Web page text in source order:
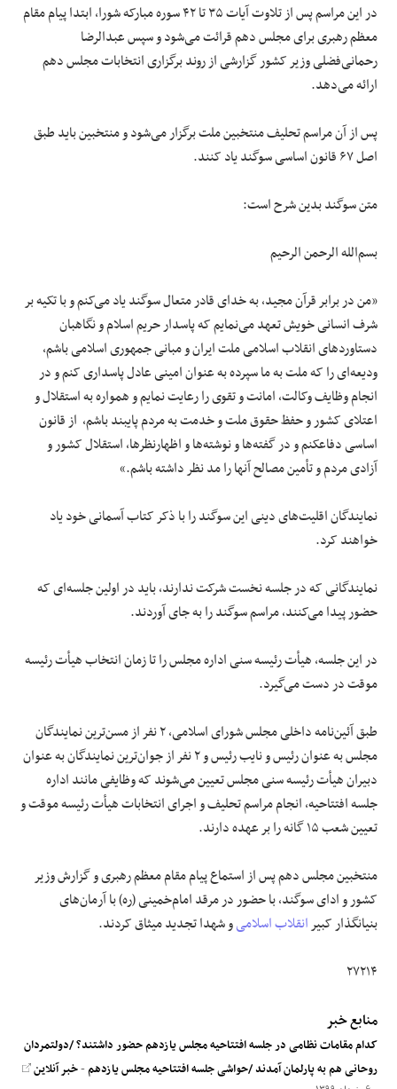
در این مراسم پس از تلاوت آیات ۳۵ تا ۴۲ سوره مبارکه شورا، ابتدا پیام مقام
معظم رهبری برای مجلس دهم قرائت می‌شود و سپس عبدالرضا
رحمانی‌فضلی وزیر کشور گزارشی از روند برگزاری انتخابات مجلس دهم
ارائه می‌دهد.
پس از آن مراسم تحلیف منتخبین ملت برگزار می‌شود و منتخبین باید طبق
اصل ۶۷ قانون اساسی سوگند یاد کنند.
متن سوگند بدین شرح است:
بسم‌الله الرحمن الرحیم
«من‏ در برابر قرآن‏ مجید، به‏ خدای‏ قادر متعال‏ سوگند یاد می‏‌کنم‏ و با تکیه‏ بر
شرف‏ انسانی‏ خویش‏ تعهد می‏‌نمایم‏ که‏ پاسدار حریم‏ اسلام‏ و نگاهبان
دستاوردهای‏ انقلاب‏ اسلامی‏ ملت‏ ایران‏ و مبانی جمهوری‏ اسلامی‏ باشم‏،
ودیعه‌ای‏ را که‏ ملت‏ به‏ ما سپرده‏ به عنوان‏ امینی‏ عادل‏ پاسداری‏ کنم‏ و در
انجام وظایف‏ وکالت‏، امانت‏ و تقوی‏ را رعایت‏ نمایم‏ و همواره‏ به‏ استقلال‏ و
اعتلای کشور و حفظ حقوق‏ ملت‏ و خدمت‏ به‏ مردم‏ پایبند باشم‏، از قانون‏
اساسی‏ دفاع‏کنم‏ و در گفته‏‌ها و نوشته‏‌ها و اظهارنظرها، استقلال‏ کشور و
آزادی مردم‏ و تأمین‏ مصالح‏ آنها را مد نظر داشته‏ باشم‏.»
نمایندگان‏ اقلیت‌های‏ دینی‏ این‏ سوگند را با ذکر کتاب‏ آسمانی‏ خود یاد
خواهند کرد.
نمایندگانی‏ که‏ در جلسه‏ نخست‏ شرکت‏ ندارند، باید در اولین‏ جلسه‏‌ای‏ که
حضور پیدا می‏‌کنند، مراسم‏ سوگند را به‏ جای‏ آوردند.
در این جلسه، هیأت رئیسه سنی اداره مجلس را ‌تا ‌زمان انتخاب هیأت رئیسه
موقت ‌در دست می‌گیرد.
طبق آئین‌نامه داخلی مجلس شورای اسلامی، ۲ نفر از مسن‌ترین نمایندگان
مجلس به عنوان رئیس و نایب رئیس و ۲ نفر از جوان‌ترین نمایندگان به عنوان
دبیران هیأت رئیسه سنی مجلس تعیین می‌شوند که وظایفی مانند ‌اداره
جلسه افتتاحیه، ‌انجام مراسم تحلیف و اجرای انتخابات هیأت رئیسه موقت و
تعیین شعب ۱۵ گانه را بر عهده دارند.
منتخبین مجلس دهم ‌پس از استماع پیام مقام معظم رهبری و گزارش وزیر
کشور و ادای ‌سوگند، ‌با حضور در مرقد امام‌خمینی (ره) با آرمان‌های
بنیانگذار کبیرانقلاب اسلامیو شهدا تجدید میثاق کردند.
۲۷۲۱۴
منابع خبر
کدام مقامات نظامی در جلسه افتتاحیه مجلس یازدهم حضور داشتند؟ /دولتمردان
روحانی هم به پارلمان آمدند /حواشی جلسه افتتاحیه مجلس یازدهم-خبر آنلاین